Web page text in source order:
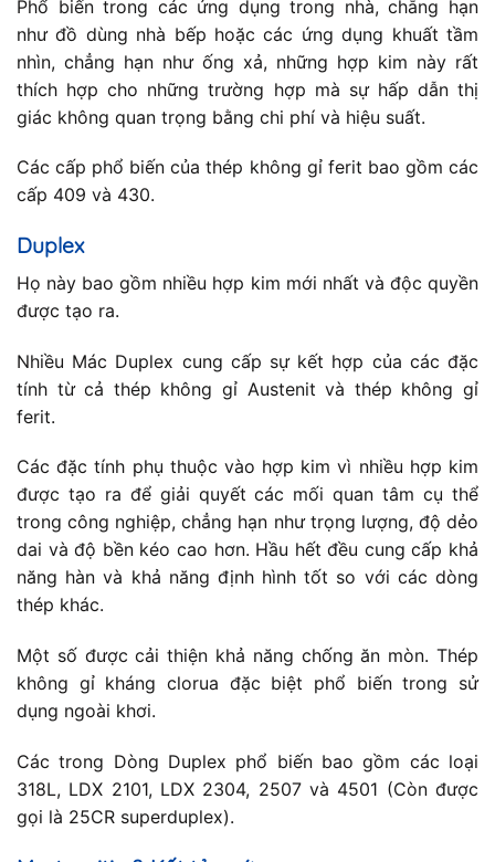
Phổ biến trong các ứng dụng trong nhà, chẳng hạn
như đồ dùng nhà bếp hoặc các ứng dụng khuất tầm
nhìn, chẳng hạn như ống xả, những hợp kim này rất
thích hợp cho những trường hợp mà sự hấp dẫn thị
giác không quan trọng bằng chi phí và hiệu suất.
Các cấp phổ biến của thép không gỉ ferit bao gồm các
cấp 409 và 430.
Duplex
Họ này bao gồm nhiều hợp kim mới nhất và độc quyền
được tạo ra.
Nhiều Mác Duplex cung cấp sự kết hợp của các đặc
tính từ cả thép không gỉ Austenit và thép không gỉ
ferit.
Các đặc tính phụ thuộc vào hợp kim vì nhiều hợp kim
được tạo ra để giải quyết các mối quan tâm cụ thể
trong công nghiệp, chẳng hạn như trọng lượng, độ dẻo
dai và độ bền kéo cao hơn. Hầu hết đều cung cấp khả
năng hàn và khả năng định hình tốt so với các dòng
thép khác.
Một số được cải thiện khả năng chống ăn mòn. Thép
không gỉ kháng clorua đặc biệt phổ biến trong sử
dụng ngoài khơi.
Các trong Dòng Duplex phổ biến bao gồm các loại
318L, LDX 2101, LDX 2304, 2507 và 4501 (Còn được
gọi là 25CR superduplex).